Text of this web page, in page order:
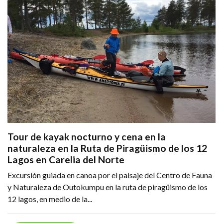
Tour de kayak nocturno y cena en la
naturaleza en la Ruta de Piragüismo de los 12
Lagos en Carelia del Norte
Excursión guiada en canoa por el paisaje del Centro de Fauna
y Naturaleza de Outokumpu en la ruta de piragüismo de los
12 lagos, en medio de la...